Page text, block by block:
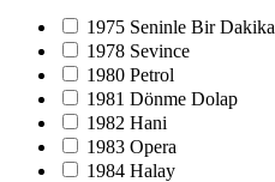
1975 Seninle Bir Dakika
1978 Sevince
1980 Petrol
1981 Dönme Dolap
1982 Hani
1983 Opera
1984 Halay